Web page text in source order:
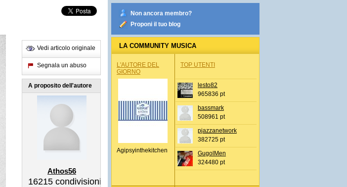
Vedi articolo originale
Segnala un abuso
A proposito dell'autore
Athos56
16215 condivisioni
Non ancora membro?
Proponi il tuo blog
LA COMMUNITY MUSICA
L'AUTORE DEL
GIORNO
Agipsyinthekitchen
TOP UTENTI
lesto82
965836 pt
bassmark
508961 pt
pjazzanetwork
382725 pt
GugolMen
324480 pt